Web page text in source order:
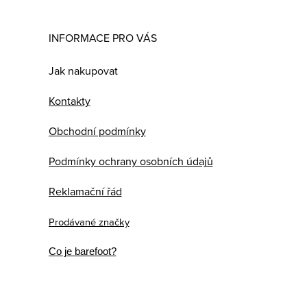
INFORMACE PRO VÁS
Jak nakupovat
Kontakty
Obchodní podmínky
Podmínky ochrany osobních údajů
Reklamační řád
Prodávané značky
Co je barefoot?